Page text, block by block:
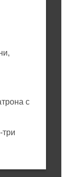
с
три